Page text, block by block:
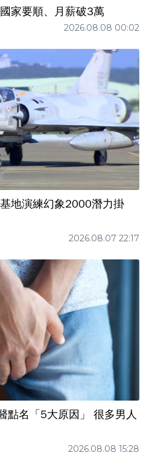
家要順、月薪破3萬
2026.08.08 00:02
地演練幻象2000潛力掛
2026.08.07 22:17
5大原因」 很多男人
2026.08.08 15:28